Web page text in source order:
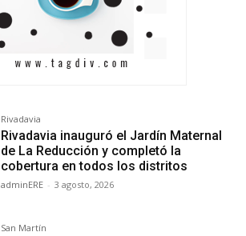
Rivadavia
Rivadavia inauguró el Jardín Maternal
de La Reducción y completó la
cobertura en todos los distritos
adminERE - 3 agosto, 2026
San Martín